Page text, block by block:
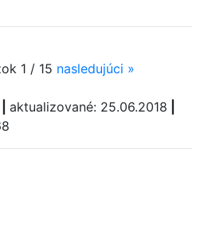
1 / 15 nasledujúci »
aktualizované: 25.06.2018